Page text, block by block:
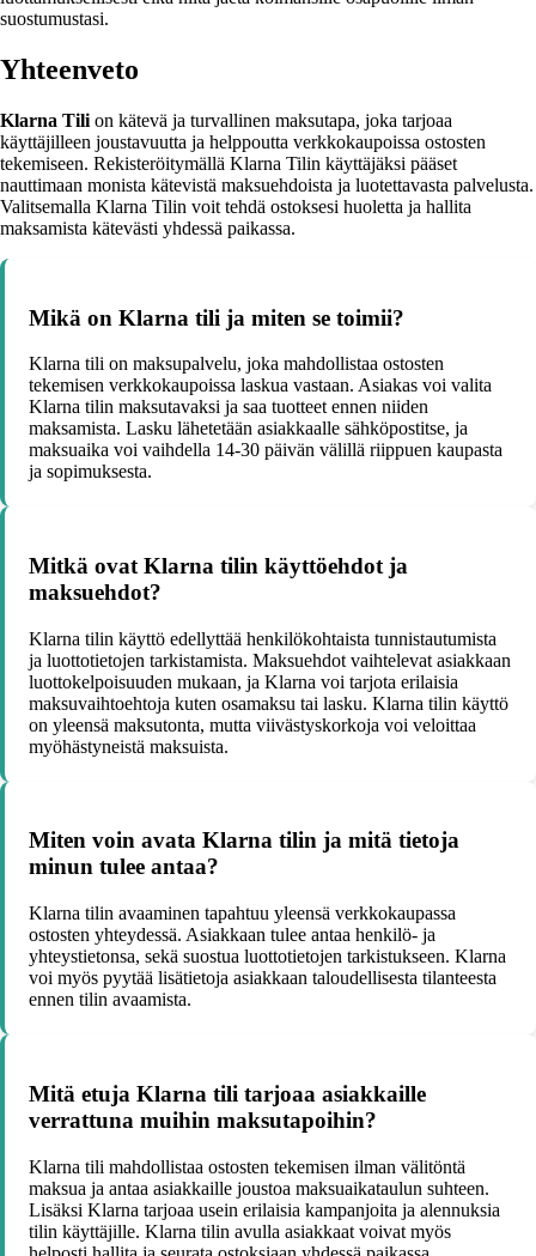
suostumustasi.
Yhteenveto
Klarna Tili on kätevä ja turvallinen maksutapa, joka tarjoaa
käyttäjilleen joustavuutta ja helppoutta verkkokaupoissa ostosten
tekemiseen. Rekisteröitymällä Klarna Tilin käyttäjäksi pääset
nauttimaan monista kätevistä maksuehdoista ja luotettavasta palvelusta.
Valitsemalla Klarna Tilin voit tehdä ostoksesi huoletta ja hallita
maksamista kätevästi yhdessä paikassa.
Mikä on Klarna tili ja miten se toimii?
Klarna tili on maksupalvelu, joka mahdollistaa ostosten
tekemisen verkkokaupoissa laskua vastaan. Asiakas voi valita
Klarna tilin maksutavaksi ja saa tuotteet ennen niiden
maksamista. Lasku lähetetään asiakkaalle sähköpostitse, ja
maksuaika voi vaihdella 14-30 päivän välillä riippuen kaupasta
ja sopimuksesta.
Mitkä ovat Klarna tilin käyttöehdot ja
maksuehdot?
Klarna tilin käyttö edellyttää henkilökohtaista tunnistautumista
ja luottotietojen tarkistamista. Maksuehdot vaihtelevat asiakkaan
luottokelpoisuuden mukaan, ja Klarna voi tarjota erilaisia
maksuvaihtoehtoja kuten osamaksu tai lasku. Klarna tilin käyttö
on yleensä maksutonta, mutta viivästyskorkoja voi veloittaa
myöhästyneistä maksuista.
Miten voin avata Klarna tilin ja mitä tietoja
minun tulee antaa?
Klarna tilin avaaminen tapahtuu yleensä verkkokaupassa
ostosten yhteydessä. Asiakkaan tulee antaa henkilö- ja
yhteystietonsa, sekä suostua luottotietojen tarkistukseen. Klarna
voi myös pyytää lisätietoja asiakkaan taloudellisesta tilanteesta
ennen tilin avaamista.
Mitä etuja Klarna tili tarjoaa asiakkaille
verrattuna muihin maksutapoihin?
Klarna tili mahdollistaa ostosten tekemisen ilman välitöntä
maksua ja antaa asiakkaille joustoa maksuaikataulun suhteen.
Lisäksi Klarna tarjoaa usein erilaisia kampanjoita ja alennuksia
tilin käyttäjille. Klarna tilin avulla asiakkaat voivat myös